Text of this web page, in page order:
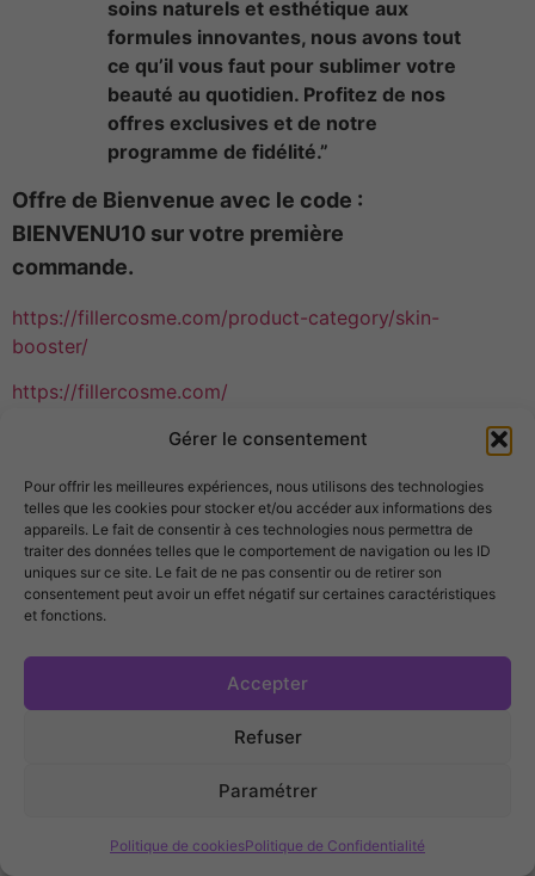
Gérer le consentement
Pour offrir les meilleures expériences, nous utilisons des technologies
telles que les cookies pour stocker et/ou accéder aux informations des
appareils. Le fait de consentir à ces technologies nous permettra de
traiter des données telles que le comportement de navigation ou les ID
uniques sur ce site. Le fait de ne pas consentir ou de retirer son
consentement peut avoir un effet négatif sur certaines caractéristiques
et fonctions.
Accepter
Refuser
Paramétrer
Politique de cookiesPolitique de Confidentialité
NOUVEAUTÉS AIGUILLES APPAREILS CONFORT
soins naturels et esthétique aux
formules innovantes, nous avons tout
ce qu’il vous faut pour sublimer votre
beauté au quotidien. Profitez de nos
offres exclusives et de notre
programme de fidélité.”
Offre de Bienvenue avec le code :
BIENVENU10 sur votre première
commande.
https://fillercosme.com/product-category/skin-
booster/
https://fillercosme.com/
Saisissez l’opportunité de découvrir la K-Beauty
“Ne manquez pas nos nouveautés ! Abonnez
vous à notre newsletter et bénéficiez de
promotions exclusives.”
“Sublimez votre peau avec nos produits K-
Commandez dès maintenant et profitez de
notre expertise.
coréenne. Des produits efficaces, naturels et
Fillercosme.com.”